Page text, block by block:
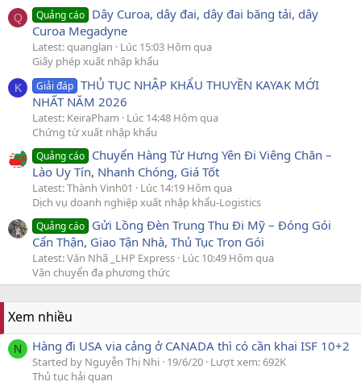
Q Quảng cáo Dây Curoa, dây đai, dây đai băng tải, dây
Curoa Megadyne
Latest: quanglan
Lúc 15:03 Hôm qua
Giấy phép xuất nhập khẩu
K Giải đáp THỦ TỤC NHẬP KHẨU THUYỀN KAYAK MỚI
NHẤT NĂM 2026
Latest: KeiraPham
Lúc 14:48 Hôm qua
Chứng từ xuất nhập khẩu
Quảng cáo Chuyển Hàng Từ Hưng Yên Đi Viêng Chăn –
Lào Uy Tín, Nhanh Chóng, Giá Tốt
Latest: Thành Vinh01
Lúc 14:19 Hôm qua
Dịch vụ doanh nghiệp xuất nhập khẩu-Logistics
Quảng cáo Gửi Lồng Đèn Trung Thu Đi Mỹ – Đóng Gói
Cẩn Thận, Giao Tận Nhà, Thủ Tục Trọn Gói
Latest: Văn Nhã _LHP Express Lúc 10:49 Hôm qua
Vận chuyển đa phương thức
Xem nhiều
N Hàng đi USA via cảng ở CANADA thì có cần khai ISF 10+2
Started by Nguyễn Thị Nhi 19/6/20 Lượt xem: 692K
Thủ tục hải quan